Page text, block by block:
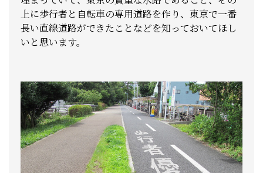
上に歩行者と自転車の専用道路を作り、東京で一番
長い直線道路ができたことなどを知っておいてほし
いと思います。